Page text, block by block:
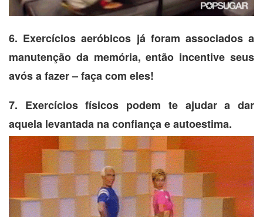
6. Exercícios aeróbicos já foram associados a
manutenção da memória, então incentive seus
avós a fazer – faça com eles!
7. Exercícios físicos podem te ajudar a dar
aquela levantada na confiança e autoestima.